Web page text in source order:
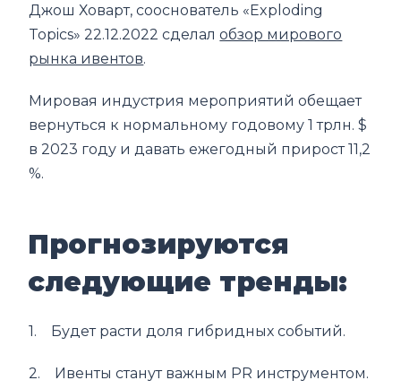
Джош Ховарт, сооснователь «Exploding
Topics» 22.12.2022 сделалобзор мирового
рынка ивентов.
Мировая индустрия мероприятий обещает
вернуться к нормальному годовому 1 трлн. $
в 2023 году и давать ежегодный прирост 11,2
%.
Прогнозируются
следующие тренды:
1. Будет расти доля гибридных событий.
2. Ивенты станут важным PR инструментом.